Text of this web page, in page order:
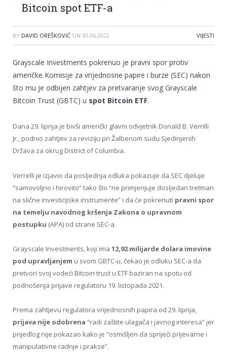
Bitcoin spot ETF-a
BY DAVID OREŠKOVIĆ ON 30.06.2022 VIJESTI
Grayscale Investments pokrenuo je pravni spor protiv
američke Komisije za vrijednosne papire i burze (SEC) nakon
što mu je odbijen zahtjev za pretvaranje svog Grayscale
Bitcoin Trust (GBTC) u spot Bitcoin ETF.
Dana 29. lipnja je bivši američki glavni odvjetnik Donald B. Verrilli
Jr., podnio zahtjev za reviziju pri Žalbenom sudu Sjedinjenih
Država za okrug District of Columbia.
Verrelli je izjavio da posljednja odluka pokazuje da SEC djeluje
“samovoljno i hirovito” tako što “ne primjenjuje dosljedan tretman
na slične investicijske instrumente” i da će pokrenuti pravni spor
na temelju navodnog kršenja Zakona o upravnom
postupku (APA) od strane SEC-a.
Grayscale Investments, koji ima 12,92 milijarde dolara imovine
pod upravljanjem u svom GBTC-u, čekao je odluku SEC-a da
pretvori svoj vodeći Bitcoin trust u ETF baziran na spotu od
podnošenja prijave regulatoru 19. listopada 2021.
Prema zahtjevu regulatora vrijednosnih papira od 29. lipnja,
prijava nije odobrena “radi zaštite ulagača i javnog interesa” jer
prijedlog nije pokazao kako je “osmišljen da spriječi prijevarne i
manipulativne radnje i prakse”.